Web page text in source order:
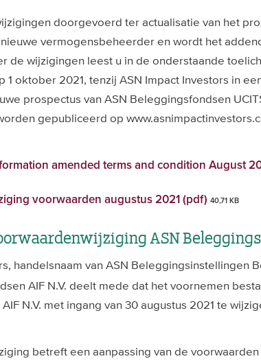
doorgevoerd ter actualisatie van het
vermogensbeheerder en wordt het
de wijzigingen leest u in de onderstaande
1 oktober 2021, tenzij ASN Impact Investors in
prospectus van ASN Beleggingsfondsen
gepubliceerd op
amended terms and condition August
voorwaarden augustus 2021 (pdf) 40,71 KB
ASN
handelsnaam van ASN Beleggingsinstellingen
AIF N.V. deelt mede dat het voornemen
N.V. met ingang van 30 augustus 2021 te
betreft een aanpassing van de